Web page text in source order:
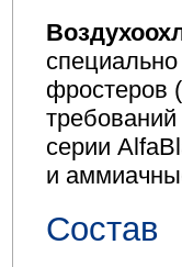
фростеров
серии
и
Состав